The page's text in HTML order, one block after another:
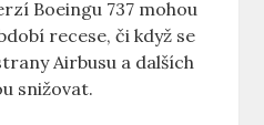
Boeingu 737 mohou
‌recese,⁤ či když‍ se
Airbusu a dalších
snižovat.